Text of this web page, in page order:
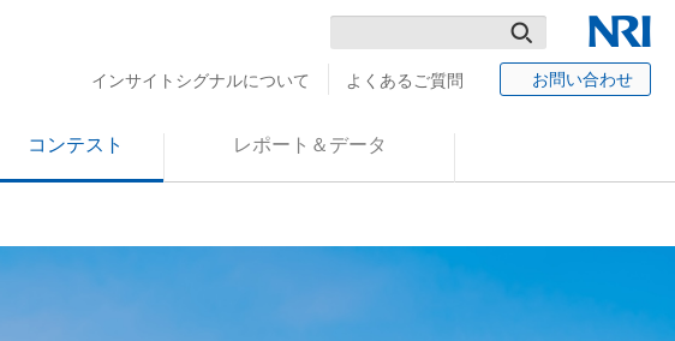
NRI
検
インサイトシグナルについて よくあるご質問 お問い合わせ
コンテスト レポート＆データ